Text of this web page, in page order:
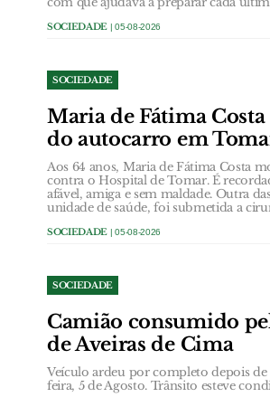
SOCIEDADE | 05-08-2026
SOCIEDADE
Maria de Fátima
do autocarro em
Aos 64 anos, Maria de Fátima Costa
contra o Hospital de Tomar. É
afável, amiga e sem maldade. Outra
unidade de saúde, foi submetida a
SOCIEDADE | 05-08-2026
SOCIEDADE
Camião consumido
de Aveiras de Cima
Veículo ardeu por completo depois
feira, 5 de Agosto. Trânsito esteve